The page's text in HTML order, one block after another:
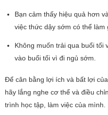
Bạn cảm thấy hiệu quả hơn
việc thức dậy sớm có thể làm
Không muốn trải qua buổi tối
vào buổi tối vì đi ngủ sớm.
Để cân bằng lợi ích và bất lợi
hãy lắng nghe cơ thể và điều
trình học tập, làm việc của mình.